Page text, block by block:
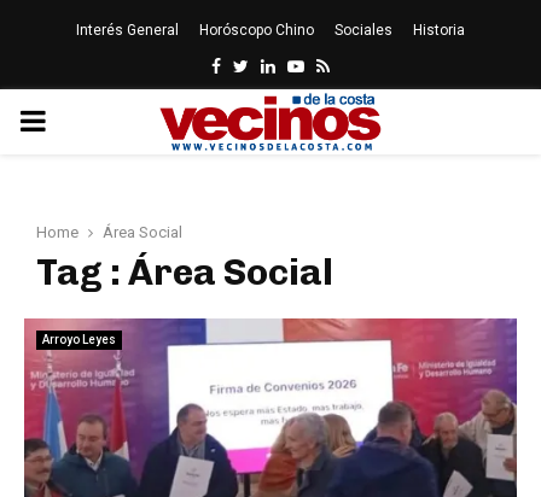
Interés General Horóscopo Chino Sociales Historia
Facebook
Twitter
LinkedinYoutube
Rss
PRIMARY
Home Área Social
Tag : Área Social
Arroyo Leyes